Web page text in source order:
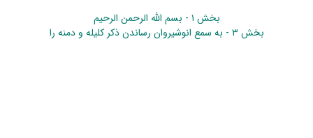
بخش ۱ - بسم الله الرحمن الرحیم
بخش ۳ - به سمع انوشیروان رساندن ذکر کلیله و دمنه را